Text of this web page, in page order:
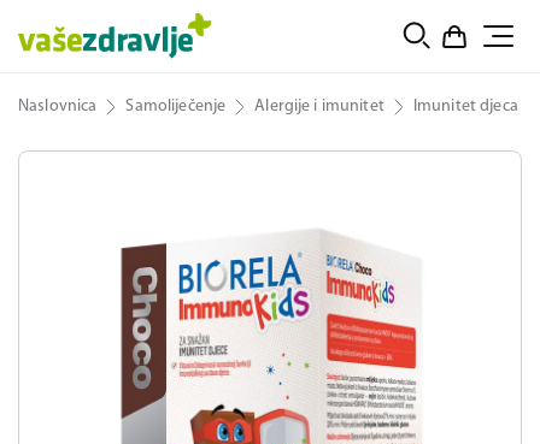
Naslovnica Samoliječenje Alergije i imunitet Imunitet djeca